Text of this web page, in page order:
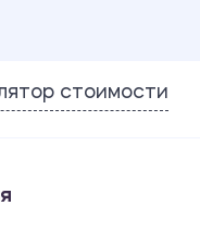
стоимости